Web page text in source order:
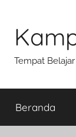
content
Tempat
Beranda